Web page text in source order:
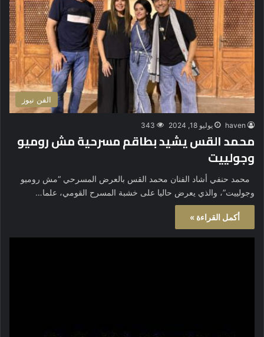
الفن نيوز
haven يوليو 18, 2024 343
محمد القس يشيد بطاقم مسرحية مش روميو
وجولييت
محمد حنفي أشاد الفنان محمد القس بالعرض المسرحي “مش روميو
وجولييت”، والذي يعرض حاليا على خشبة المسرح القومي، علما…
أكمل القراءة »